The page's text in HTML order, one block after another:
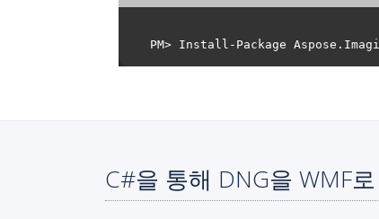
C#을 통해 DNG을 WMF